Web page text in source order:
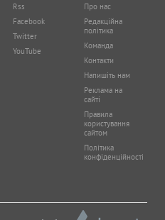
Rss
Facebook
Twitter
YouTube
Про нас
Редакційна
політика
Команда
Контакти
Напишіть нам
Реклама на
сайті
Правила
користування
сайтом
Політика
конфіденційності